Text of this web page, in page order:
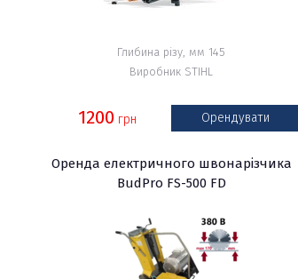
Глибина різу, мм 145
Виробник STIHL
1200 грн Орендувати
Оренда електричного швонарізчика
BudPro FS-500 FD